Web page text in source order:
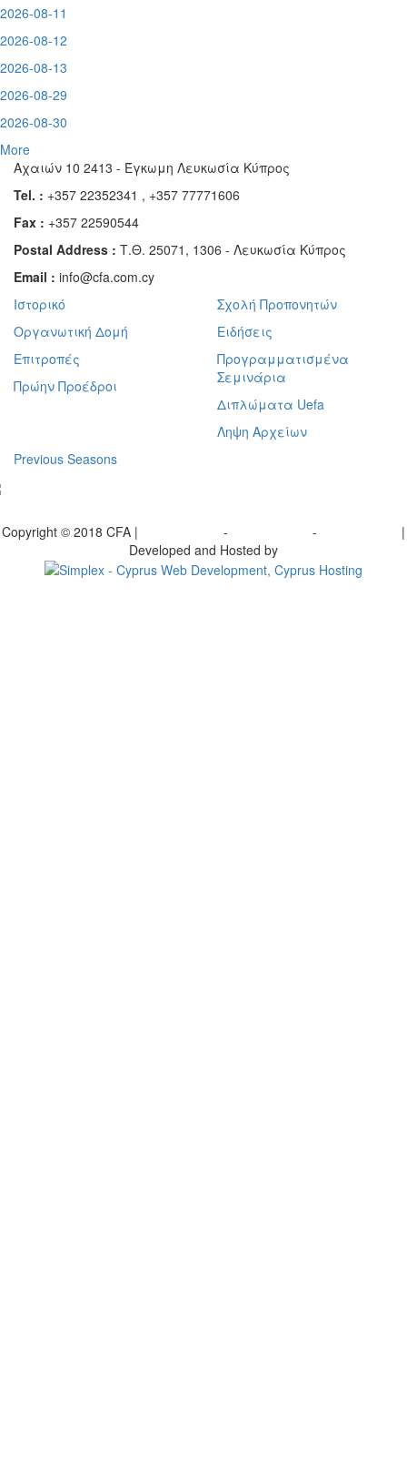
2026-08-11
2026-08-12
2026-08-13
2026-08-29
2026-08-30
More
Αχαιών 10 2413 - Έγκωμη Λευκωσία Κύπρος
Tel. : +357 22352341 , +357 77771606
Fax : +357 22590544
Postal Address : Τ.Θ. 25071, 1306 - Λευκωσία Κύπρος
Email : info@cfa.com.cy
Ιστορικό
Οργανωτική Δομή
Επιτροπές
Πρώην Προέδροι
Σχολή Προπονητών
Ειδήσεις
Προγραμματισμένα
Σεμινάρια
Διπλώματα Uefa
Ληψη Αρχείων
Previous Seasons
Copyright © 2018 CFA | - -
|
Developed and Hosted by